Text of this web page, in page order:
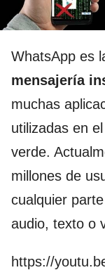
WhatsApp es
mensajería
muchas
utilizadas en
verde.
millones de
cualquier
audio, texto o
https://